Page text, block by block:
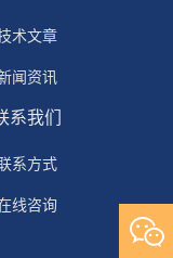
术文章
闻资讯
系我们
系方式
线咨询